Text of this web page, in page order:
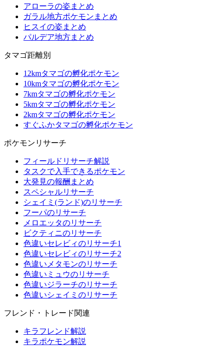
アローラの姿まとめ
ガラル地方ポケモンまとめ
ヒスイの姿まとめ
パルデア地方まとめ
タマゴ距離別
12kmタマゴの孵化ポケモン
10kmタマゴの孵化ポケモン
7kmタマゴの孵化ポケモン
5kmタマゴの孵化ポケモン
2kmタマゴの孵化ポケモン
すぐふかタマゴの孵化ポケモン
ポケモンリサーチ
フィールドリサーチ解説
タスクで入手できるポケモン
大発見の報酬まとめ
スペシャルリサーチ
シェイミ(ランド)のリサーチ
フーパのリサーチ
メロエッタのリサーチ
ビクティニのリサーチ
色違いセレビィのリサーチ1
色違いセレビィのリサーチ2
色違いメタモンのリサーチ
色違いミュウのリサーチ
色違いジラーチのリサーチ
色違いシェイミのリサーチ
フレンド・トレード関連
キラフレンド解説
キラポケモン解説